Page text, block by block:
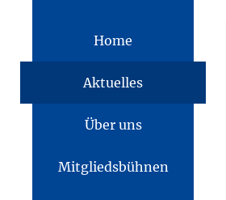
Home
Aktuelles
Über uns
Mitgliedsbühnen